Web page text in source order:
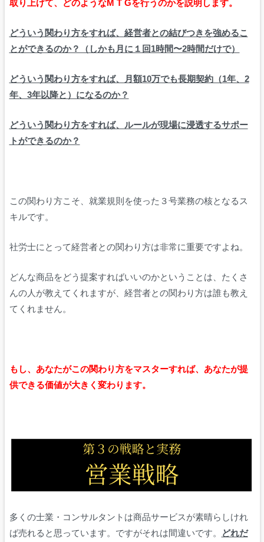
取り上げて、どのようなM T Gを行うのかを説明します。
どういう関わり方をすれば、経営者との結びつきを強めるこ
とができるのか？（しかも月に１回1時間〜2時間だけで）
どういう関わり方をすれば、月額10万でも長期契約（1年、2
年、3年以降と）になるのか？
どういう関わり方をすれば、ルールが現場に浸透するサポー
トができるのか？
この関わり方こそ、就業規則を使った３号業務の核となるス
キルです。
社労士にとって経営者との関わり方は非常に重要ですよね。
どんな商品をどう提案すればいいのかということは、たくさ
んの人が教えてくれますが、経営者との関わり方は誰も教え
てくれません。
もし、あなたがこの関わり方をマスターすれば、あなたが提
供できる価値が大きく変わります。
多くの士業・コンサルタントは商品サービスが素晴らしけれ
ば売れると思っています。ですがそれは間違いです。
どれだ